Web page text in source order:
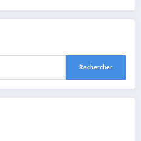
Rechercher